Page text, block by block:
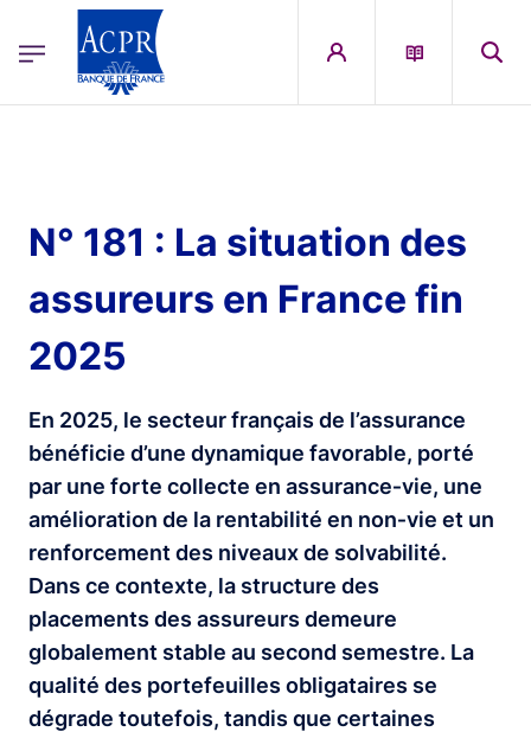
ACPR Menu Principal (French)
N° 181 : La situation des
assureurs en France fin
2025
En 2025, le secteur français de l’assurance
bénéficie d’une dynamique favorable, porté
par une forte collecte en assurance‑vie, une
amélioration de la rentabilité en non‑vie et un
renforcement des niveaux de solvabilité.
Dans ce contexte, la structure des
placements des assureurs demeure
globalement stable au second semestre. La
qualité des portefeuilles obligataires se
dégrade toutefois, tandis que certaines